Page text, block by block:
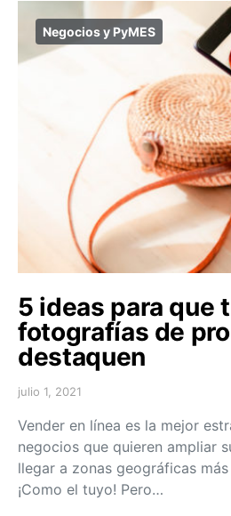
Negocios y PyMES
5 ideas para que
fotografías de
destaquen
julio 1, 2021
Vender en línea es la mejor
negocios que quieren ampliar
llegar a zonas geográficas
¡Como el tuyo! Pero…